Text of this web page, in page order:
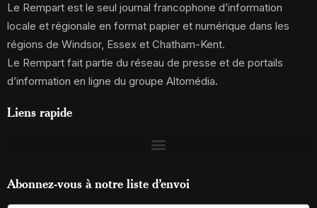
Le Rempart est le seul journal francophone d’information
locale et régionale en format papier et numérique dans les
régions de Windsor, Essex et Chatham-Kent.
Le Rempart fait partie du réseau de presse et de portails
d’information en ligne du groupe Altomédia.
Liens rapide
Abonnez-vous à notre liste d’envoi